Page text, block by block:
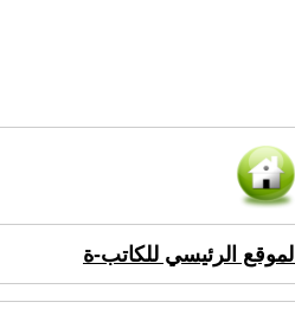
الموقع الرئيسي للكاتب-ة